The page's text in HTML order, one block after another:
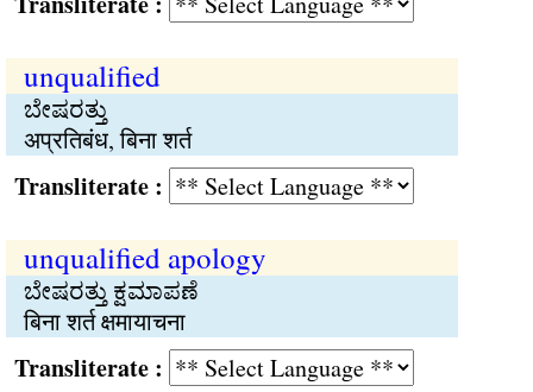
unqualified
ಬೇಷರತ್ತು
अप्रतिबंध, बिना शर्त
:
unqualified apology
ಬೇಷರತ್ತು ಕ್ಷಮಾಪಣೆ
बिना शर्त क्षमायाचना
: